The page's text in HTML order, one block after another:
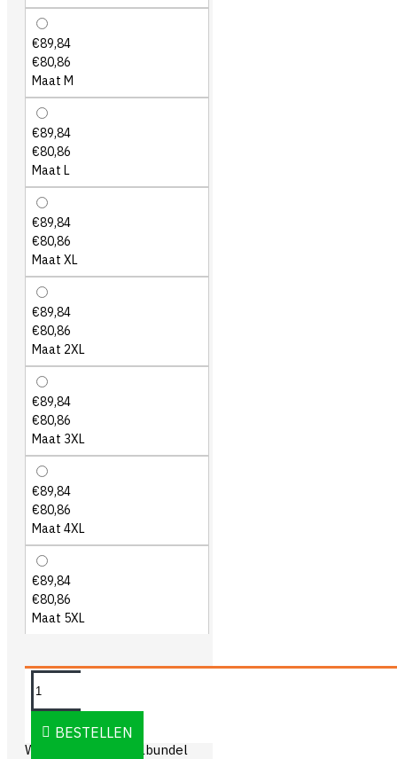
€89,84
€80,86
Maat M
€89,84
€80,86
Maat L
€89,84
€80,86
Maat XL
€89,84
€80,86
Maat 2XL
€89,84
€80,86
Maat 3XL
€89,84
€80,86
Maat 4XL
€89,84
€80,86
Maat 5XL
BESTELLEN
OMSCHRIJVING
Workman Voordeelbundel